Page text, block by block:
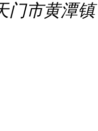
门市黄潭镇